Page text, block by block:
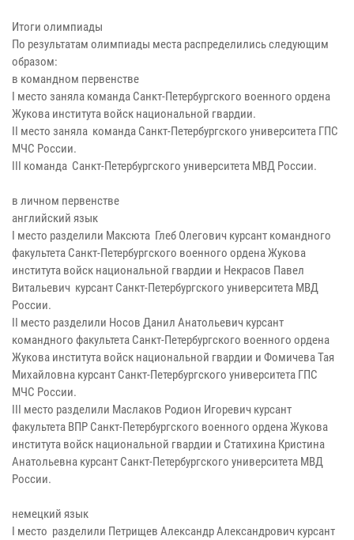
Итоги олимпиады
По результатам олимпиады места распределились следующим
образом:
в командном первенстве
I место заняла команда Санкт-Петербургского военного ордена
Жукова института войск национальной гвардии.
II место заняла команда Санкт-Петербургского университета ГПС
МЧС России.
III команда Санкт-Петербургского университета МВД России.
в личном первенстве
английский язык
I место разделили Максюта Глеб Олегович курсант командного
факультета Санкт-Петербургского военного ордена Жукова
института войск национальной гвардии и Некрасов Павел
Витальевич курсант Санкт-Петербургского университета МВД
России.
II место разделили Носов Данил Анатольевич курсант
командного факультета Санкт-Петербургского военного ордена
Жукова института войск национальной гвардии и Фомичева Тая
Михайловна курсант Санкт-Петербургского университета ГПС
МЧС России.
III место разделили Маслаков Родион Игоревич курсант
факультета ВПР Санкт-Петербургского военного ордена Жукова
института войск национальной гвардии и Статихина Кристина
Анатольевна курсант Санкт-Петербургского университета МВД
России.
немецкий язык
I место разделили Петрищев Александр Александрович курсант